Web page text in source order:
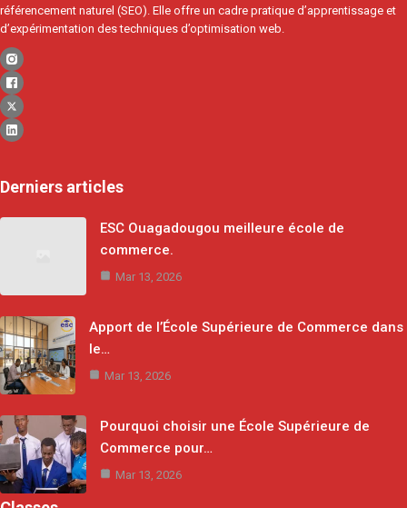
référencement naturel (SEO). Elle offre un cadre pratique d’apprentissage et
d’expérimentation des techniques d’optimisation web.
Derniers articles
ESC Ouagadougou meilleure école de
commerce.
Mar 13, 2026
Apport de l’École Supérieure de Commerce dans
le…
Mar 13, 2026
Pourquoi choisir une École Supérieure de
Commerce pour…
Mar 13, 2026